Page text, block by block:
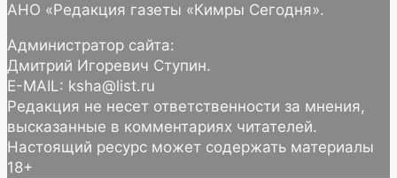
АНО «Редакция газеты «Кимры Сегодня».
Администратор сайта:
Дмитрий Игоревич Ступин.
E-MAIL: ksha@list.ru
Редакция не несет ответственности за мнения,
высказанные в комментариях читателей.
Настоящий ресурс может содержать материалы
18+